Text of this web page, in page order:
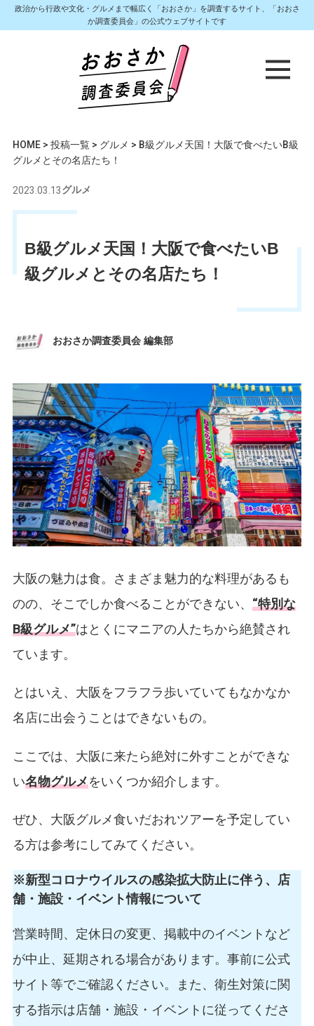
政治から行政や文化・グルメまで幅広く「おおさか」を調査するサイト、「おおさ
か調査委員会」の公式ウェブサイトです
HOME> 投稿一覧> グルメ > B級グルメ天国！大阪で食べたいB級
グルメとその名店たち！
2023.03.13 グルメ
B級グルメ天国！大阪で食べたいB
級グルメとその名店たち！
おおさか調査委員会 編集部
大阪の魅力は食。さまざま魅力的な料理があるも
のの、そこでしか食べることができない、 “特別な
B級グルメ”はとくにマニアの人たちから絶賛され
ています。
とはいえ、大阪をフラフラ歩いていてもなかなか
名店に出会うことはできないもの。
ここでは、大阪に来たら絶対に外すことができな
い名物グルメをいくつか紹介します。
ぜひ、大阪グルメ食いだおれツアーを予定してい
る方は参考にしてみてください。
※新型コロナウイルスの感染拡大防止に伴う、店
舗・施設・イベント情報について
営業時間、定休日の変更、掲載中のイベントなど
が中止、延期される場合があります。事前に公式
サイト等でご確認ください。また、衛生対策に関
する指示は店舗・施設・イベントに従ってくださ